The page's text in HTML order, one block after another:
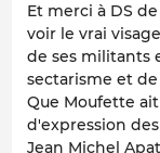
Et merci à DS
voir le vrai
de ses militants
sectarisme et
Que Moufette
d'expression
Jean Michel